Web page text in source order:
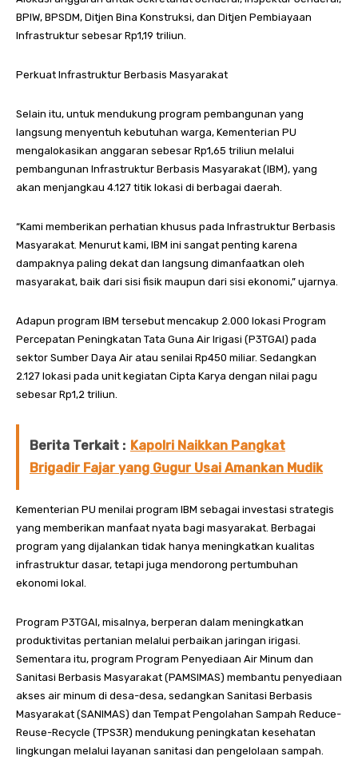
BPIW, BPSDM, Ditjen Bina Konstruksi, dan Ditjen Pembiayaan
Infrastruktur sebesar Rp1,19 triliun.
Perkuat Infrastruktur Berbasis Masyarakat
Selain itu, untuk mendukung program pembangunan yang
langsung menyentuh kebutuhan warga, Kementerian PU
mengalokasikan anggaran sebesar Rp1,65 triliun melalui
pembangunan Infrastruktur Berbasis Masyarakat (IBM), yang
akan menjangkau 4.127 titik lokasi di berbagai daerah.
“Kami memberikan perhatian khusus pada Infrastruktur Berbasis
Masyarakat. Menurut kami, IBM ini sangat penting karena
dampaknya paling dekat dan langsung dimanfaatkan oleh
masyarakat, baik dari sisi fisik maupun dari sisi ekonomi,” ujarnya.
Adapun program IBM tersebut mencakup 2.000 lokasi Program
Percepatan Peningkatan Tata Guna Air Irigasi (P3TGAI) pada
sektor Sumber Daya Air atau senilai Rp450 miliar. Sedangkan
2.127 lokasi pada unit kegiatan Cipta Karya dengan nilai pagu
sebesar Rp1,2 triliun.
Berita Terkait : Kapolri Naikkan Pangkat
Brigadir Fajar yang Gugur Usai Amankan Mudik
Kementerian PU menilai program IBM sebagai investasi strategis
yang memberikan manfaat nyata bagi masyarakat. Berbagai
program yang dijalankan tidak hanya meningkatkan kualitas
infrastruktur dasar, tetapi juga mendorong pertumbuhan
ekonomi lokal.
Program P3TGAI, misalnya, berperan dalam meningkatkan
produktivitas pertanian melalui perbaikan jaringan irigasi.
Sementara itu, program Program Penyediaan Air Minum dan
Sanitasi Berbasis Masyarakat (PAMSIMAS) membantu penyediaan
akses air minum di desa-desa, sedangkan Sanitasi Berbasis
Masyarakat (SANIMAS) dan Tempat Pengolahan Sampah Reduce-
Reuse-Recycle (TPS3R) mendukung peningkatan kesehatan
lingkungan melalui layanan sanitasi dan pengelolaan sampah.